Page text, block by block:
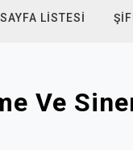
SAYFA LISTESI
Ve